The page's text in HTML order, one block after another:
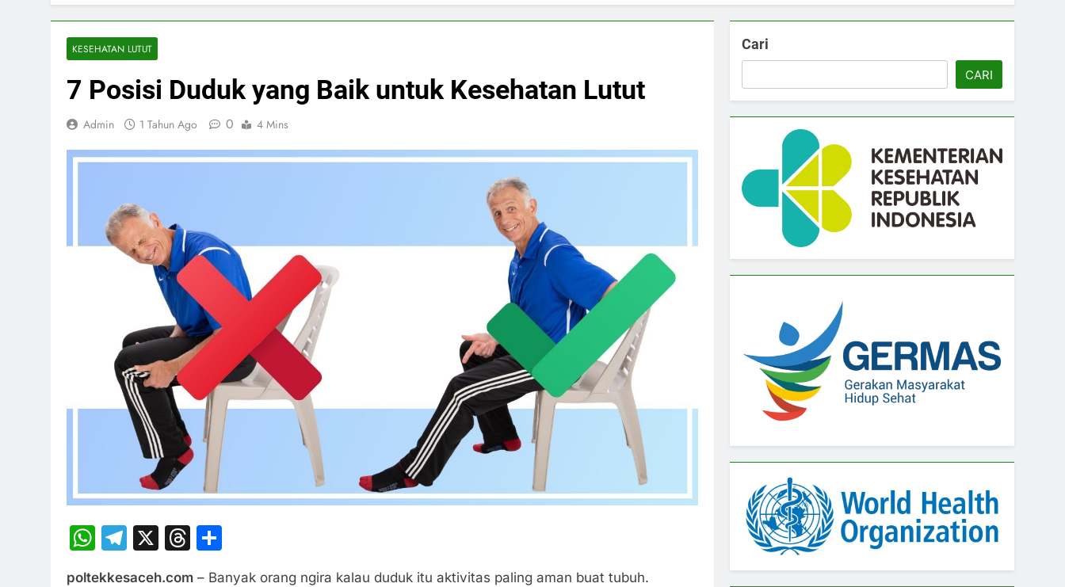
KESEHATAN LUTUT
7 Posisi Duduk yang Baik untuk Kesehatan Lutut
Admin 1 Tahun Ago 0 4 Mins
WhatsApp
Telegram
X Threads
poltekkesaceh.com – Banyak orang ngira kalau duduk itu aktivitas paling aman buat tubuh.
Cari
CARI